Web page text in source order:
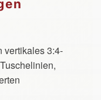
vertikales 3:4-